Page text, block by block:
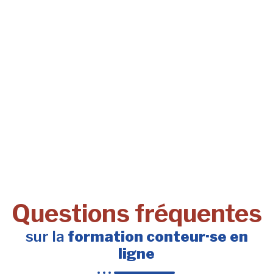
Questions fréquentes
sur la formation conteur·se en
ligne